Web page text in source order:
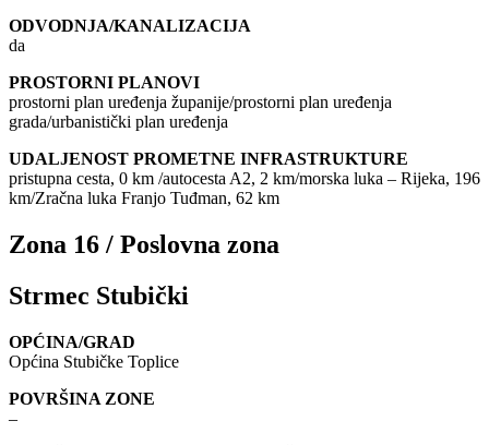
ODVODNJA/KANALIZACIJA
da
PROSTORNI PLANOVI
prostorni plan uređenja županije/prostorni plan uređenja
grada/urbanistički plan uređenja
UDALJENOST PROMETNE INFRASTRUKTURE
pristupna cesta, 0 km /autocesta A2, 2 km/morska luka – Rijeka, 196
km/Zračna luka Franjo Tuđman, 62 km
Zona 16 / Poslovna zona
Strmec Stubički
OPĆINA/GRAD
Općina Stubičke Toplice
POVRŠINA ZONE
–